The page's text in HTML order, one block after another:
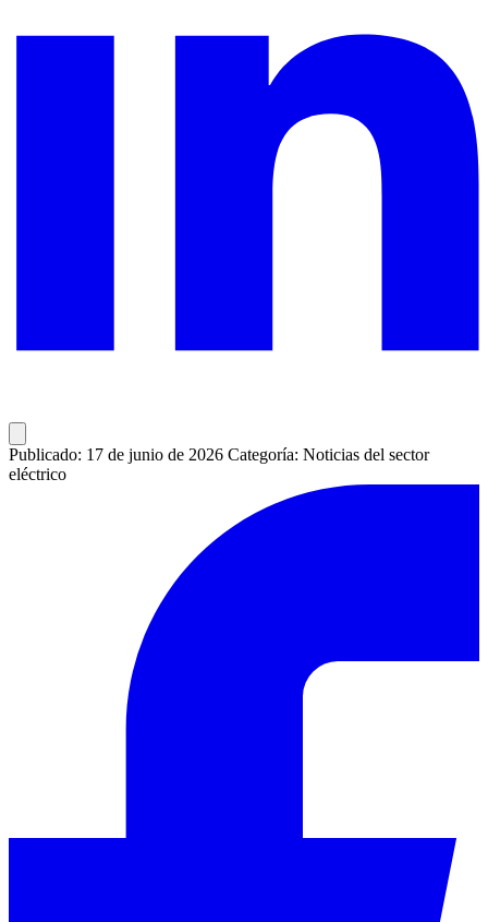
Publicado: 17 de junio de 2026 Categoría: Noticias del sector
eléctrico